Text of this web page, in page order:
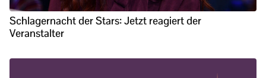
Schlagernacht der Stars: Jetzt reagiert der
Veranstalter